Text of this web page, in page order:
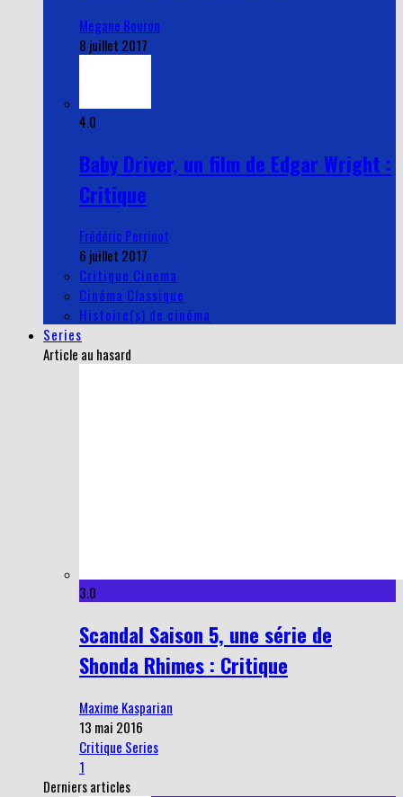
Megane Bouron
8 juillet 2017
4.0
Baby Driver, un film de Edgar Wright :
Critique
Frédéric Perrinot
6 juillet 2017
Critique Cinema
Cinéma Classique
Histoire(s) de cinéma
Series
Article au hasard
3.0
Scandal Saison 5, une série de
Shonda Rhimes : Critique
Maxime Kasparian
13 mai 2016
Critique Series
1
Derniers articles